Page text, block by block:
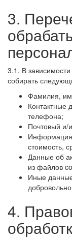
3.
3.1. В
собирать
Фамилия,
Контактные
телефона;
Почтовый и/
Информация
стоимость,
Данные об
из файлов
Иные
4.